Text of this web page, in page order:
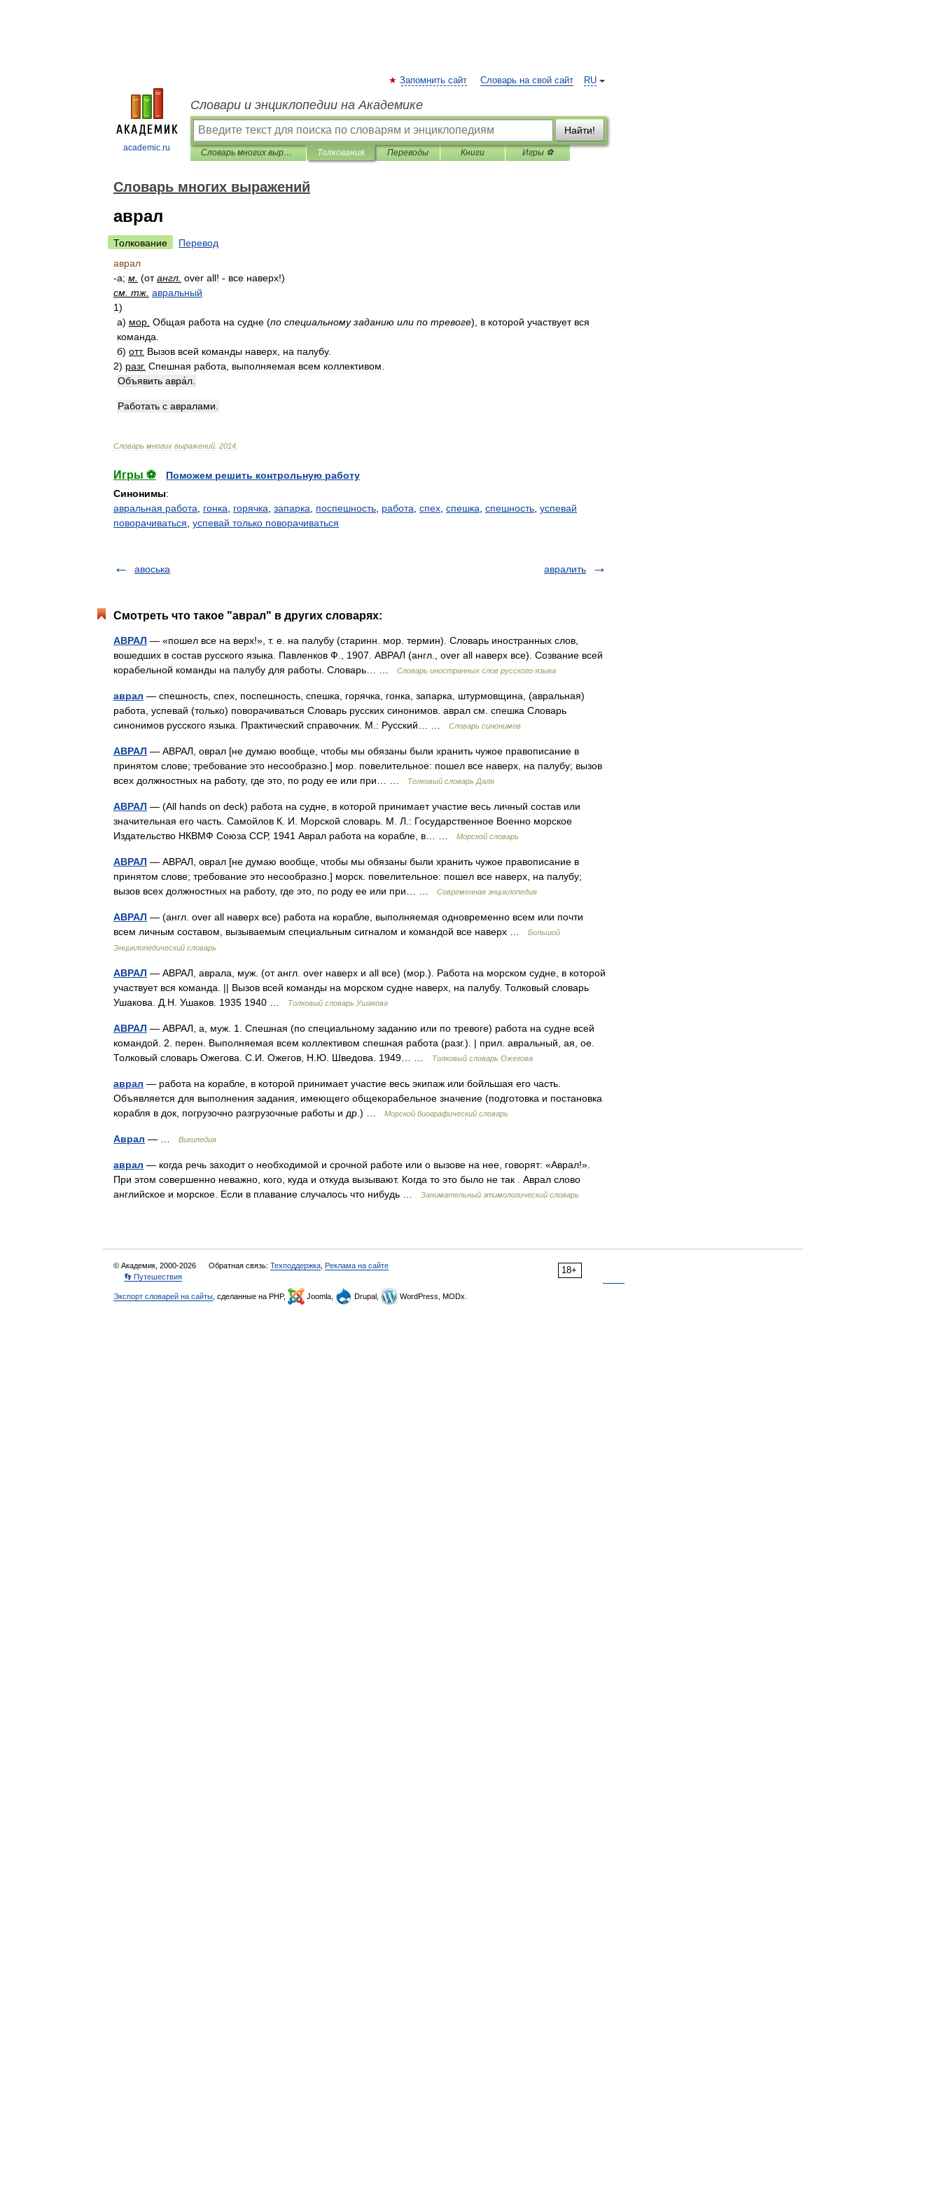
academic.ru
RU
Запомнить сайт Словарь на свой сайт
Словари и энциклопедии на Академике
Найти!
Словарь многих выражений Толкования Переводы Книги Игры ⚽
Словарь многих выражений
аврал
Толкование
Перевод
аврал
-а; м (от англ over all! - все наверх!)
см тж авральный
1)
а) мор Общая работа на судне (по специальному заданию или по тревоге) в которой участвует вся
команда
б) отт. Вызов всей команды наверх на палубу.
2) разг. Спешная работа выполняемая всем коллективом
Объявить авра́л
Работать с авралами
Словарь многих выражений 2014
Игры ⚽
Поможем решить контрольную работу
Синонимы:
авральная работа
гонка горячка запарка поспешность работа спех спешка спешность успевай
поворачиваться успевай только поворачиваться
авоська авралить
Смотреть что такое "аврал" в других словарях:
АВРАЛ — «пошел все на верх!», т. е. на палубу (старинн. мор. термин). Словарь иностранных слов,
вошедших в состав русского языка. Павленков Ф., 1907. АВРАЛ (англ., over all наверх все). Созвание всей
корабельной команды на палубу для работы. Словарь… …
Словарь иностранных слов русского языка
аврал — спешность, спех, поспешность, спешка, горячка, гонка, запарка, штурмовщина, (авральная)
работа, успевай (только) поворачиваться Словарь русских синонимов. аврал см. спешка Словарь
синонимов русского языка. Практический справочник. М.: Русский… …
Словарь синонимов
АВРАЛ — АВРАЛ, оврал [не думаю вообще, чтобы мы обязаны были хранить чужое правописание в
принятом слове; требование это несообразно.] мор. повелительное: пошел все наверх, на палубу; вызов
всех должностных на работу, где это, по роду ее или при… …
Толковый словарь Даля
АВРАЛ — (All hands on deck) работа на судне, в которой принимает участие весь личный состав или
значительная его часть. Самойлов К. И. Морской словарь. М. Л.: Государственное Военно морское
Издательство НКВМФ Союза ССР, 1941 Аврал работа на корабле, в… …
Морской словарь
АВРАЛ — АВРАЛ, оврал [не думаю вообще, чтобы мы обязаны были хранить чужое правописание в
принятом слове; требование это несообразно.] морск. повелительное: пошел все наверх, на палубу;
вызов всех должностных на работу, где это, по роду ее или при… …
Современная энциклопедия
АВРАЛ — (англ. over all наверх все) работа на корабле, выполняемая одновременно всем или почти
всем личным составом, вызываемым специальным сигналом и командой все наверх …
Большой
Энциклопедический словарь
АВРАЛ — АВРАЛ, аврала, муж. (от англ. over наверх и all все) (мор.). Работа на морском судне, в которой
участвует вся команда. || Вызов всей команды на морском судне наверх, на палубу. Толковый словарь
Ушакова. Д.Н. Ушаков. 1935 1940 …
Толковый словарь Ушакова
АВРАЛ — АВРАЛ, а, муж. 1. Спешная (по специальному заданию или по тревоге) работа на судне всей
командой. 2. перен. Выполняемая всем коллективом спешная работа (разг.). | прил. авральный, ая, ое.
Толковый словарь Ожегова. С.И. Ожегов, Н.Ю. Шведова. 1949… …
Толковый словарь Ожегова
аврал — работа на корабле, в которой принимает участие весь экипаж или бойльшая его часть.
Объявляется для выполнения задания, имеющего общекорабельное значение (подготовка и постановка
корабля в док, погрузочно разгрузочные работы и др.) …
Морской биографический словарь
Аврал — … Википедия
аврал — когда речь заходит о необходимой и срочной работе или о вызове на нее, говорят: «Аврал!».
При этом совершенно неважно, кого, куда и откуда вызывают. Когда то это было не так . Аврал слово
английское и морское. Если в плавание случалось что нибудь …
Занимательный этимологический словарь
18+
© Академик, 2000-2026 Обратная связь: Техподдержка Реклама на сайте
👣 Путешествия
Экспорт словарей на сайты , сделанные на PHP, Joomla, Drupal, WordPress, MODx.